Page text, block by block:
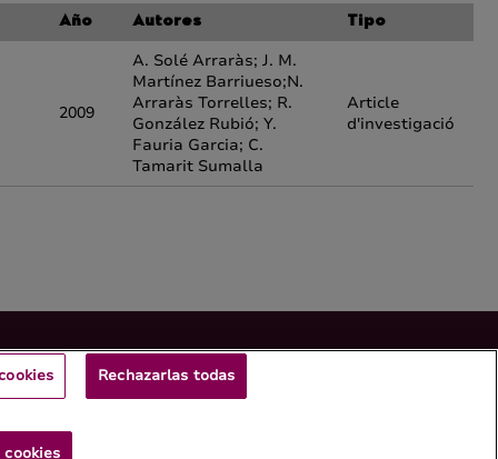
Año Autores Tipo
2009
A. Solé Arraràs; J. M.
Martínez Barriueso;N.
Arraràs Torrelles; R.
González Rubió; Y.
Fauria Garcia; C.
Tamarit Sumalla
Article
d'investigació
Rechazarlas todas